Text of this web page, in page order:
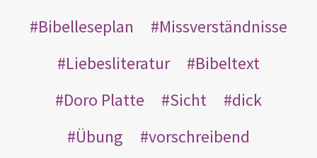
Bibelleseplan
Missverständnisse
Liebesliteratur
Bibeltext
Doro Platte
Sicht
dick
Übung
vorschreibend